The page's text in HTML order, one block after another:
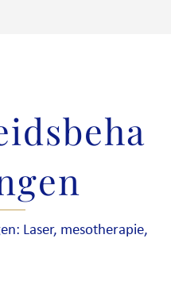
Laser, mesotherapie,